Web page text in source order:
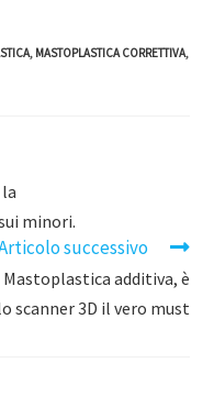
, MASTOPLASTICA CORRETTIVA,
minori.
successivo
additiva, è
scanner 3D il vero must